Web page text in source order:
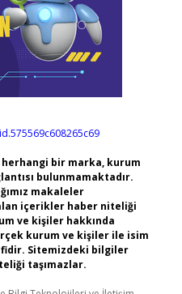
bir marka, kurum
bulunmamaktadır.
makaleler
içerikler haber niteliği
ve kişiler hakkında
kurum ve kişiler ile isim
Sitemizdeki bilgiler
taşımazlar.